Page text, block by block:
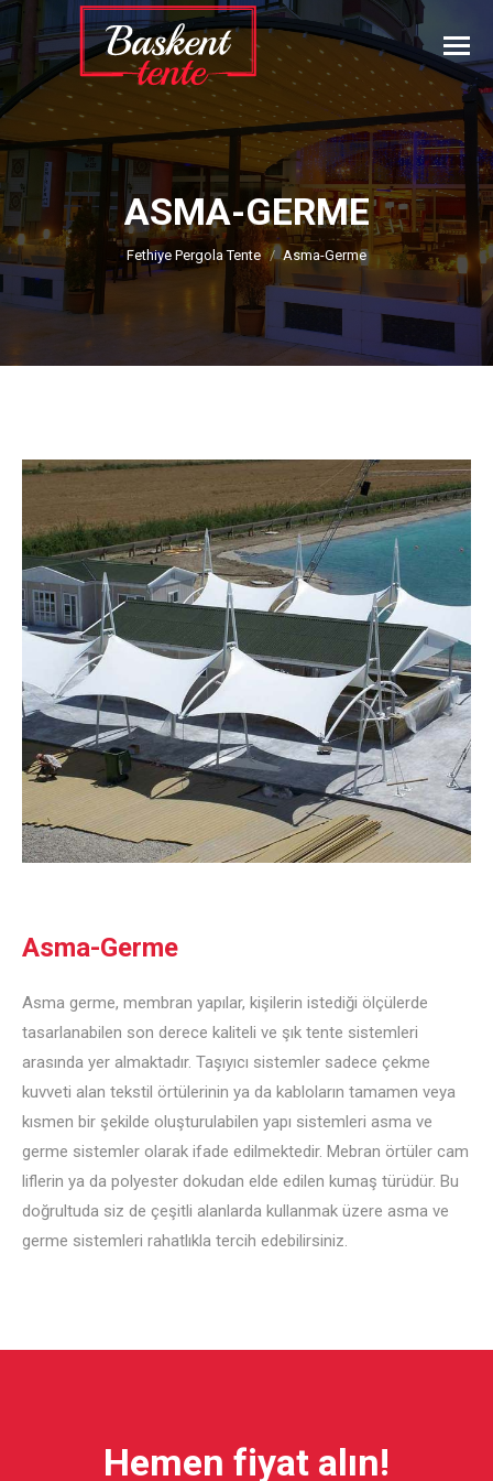
ASMA-GERME
You are here:
Fethiye Pergola Tente Asma-Germe
Asma-Germe
Asma germe, membran yapılar, kişilerin istediği ölçülerde
tasarlanabilen son derece kaliteli ve şık tente sistemleri
arasında yer almaktadır. Taşıyıcı sistemler sadece çekme
kuvveti alan tekstil örtülerinin ya da kabloların tamamen veya
kısmen bir şekilde oluşturulabilen yapı sistemleri asma ve
germe sistemler olarak ifade edilmektedir. Mebran örtüler cam
liflerin ya da polyester dokudan elde edilen kumaş türüdür. Bu
doğrultuda siz de çeşitli alanlarda kullanmak üzere asma ve
germe sistemleri rahatlıkla tercih edebilirsiniz.
Hemen fiyat alın!